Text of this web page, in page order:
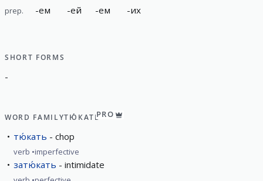
prep. -ем -ей -ем -их
SHORT FORMS
-
WORD FAMILYТЮ́КАТЬPRO
тю́кать chop
verb imperfective
затю́кать intimidate